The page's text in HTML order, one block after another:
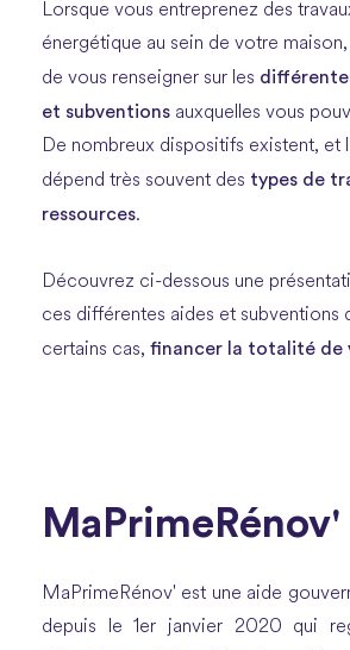
Lorsque vous entreprenez des
énergétique au sein de votre
de vous renseigner sur les
et subventions auxquelles vous
De nombreux dispositifs existent, et
dépend très souvent des types de
ressources.
Découvrez ci-dessous une
ces différentes aides et subventions
certains cas, financer la totalité de
MaPrimeRénov'
MaPrimeRénov' est une aide
depuis le 1er janvier 2020 qui